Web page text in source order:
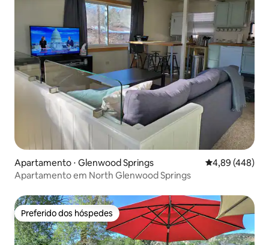
Apartamento ⋅ Glenwood Springs 4,89 de uma
4,89 (448)
Apartamento em North Glenwood Springs
Preferido dos hóspedes
Preferido dos hóspedes